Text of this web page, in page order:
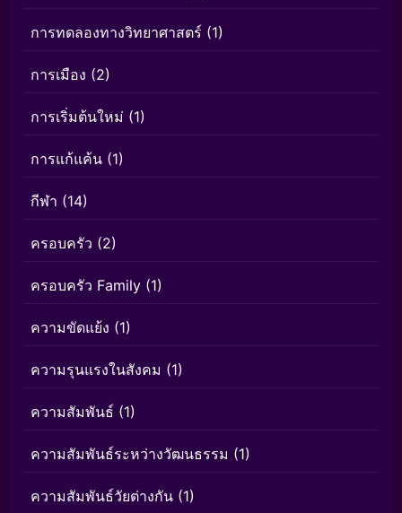
การทดลองทางวิทยาศาสตร์ (1)
การเมือง (2)
การเริ่มต้นใหม่ (1)
การแก้แค้น (1)
กีฬา (14)
ครอบครัว (2)
ครอบครัว Family (1)
ความขัดแย้ง (1)
ความรุนแรงในสังคม (1)
ความสัมพันธ์ (1)
ความสัมพันธ์ระหว่างวัฒนธรรม (1)
ความสัมพันธ์วัยต่างกัน (1)